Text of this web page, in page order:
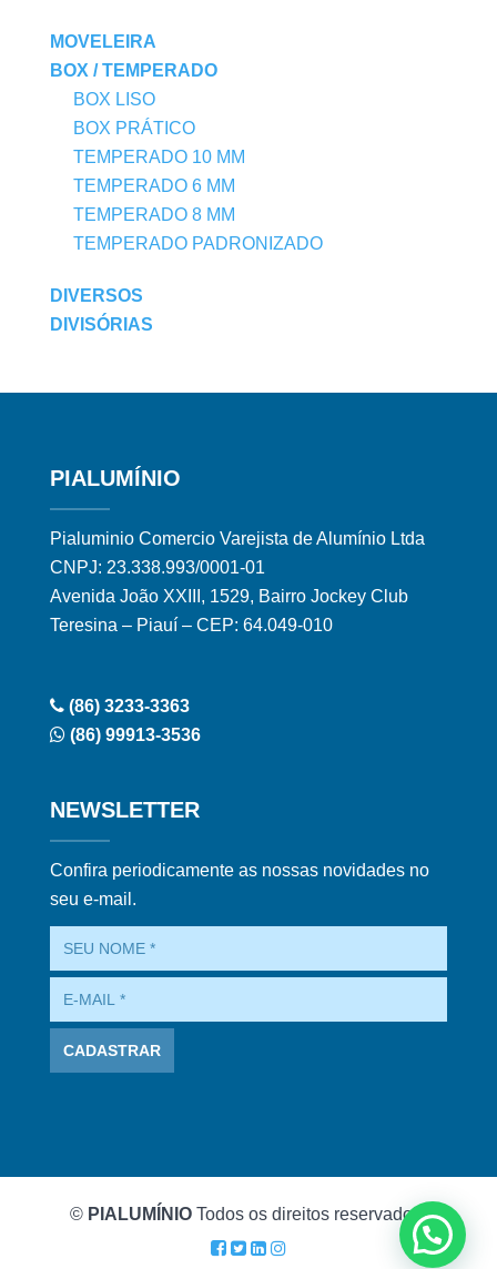
MOVELEIRA
BOX / TEMPERADO
BOX LISO
BOX PRÁTICO
TEMPERADO 10 MM
TEMPERADO 6 MM
TEMPERADO 8 MM
TEMPERADO PADRONIZADO
DIVERSOS
DIVISÓRIAS
PIALUMÍNIO
Pialuminio Comercio Varejista de Alumínio Ltda
CNPJ: 23.338.993/0001-01
Avenida João XXIII, 1529, Bairro Jockey Club
Teresina – Piauí – CEP: 64.049-010
(86) 3233-3363
(86) 99913-3536
NEWSLETTER
Confira periodicamente as nossas novidades no
seu e-mail.
© PIALUMÍNIO Todos os direitos reservados.